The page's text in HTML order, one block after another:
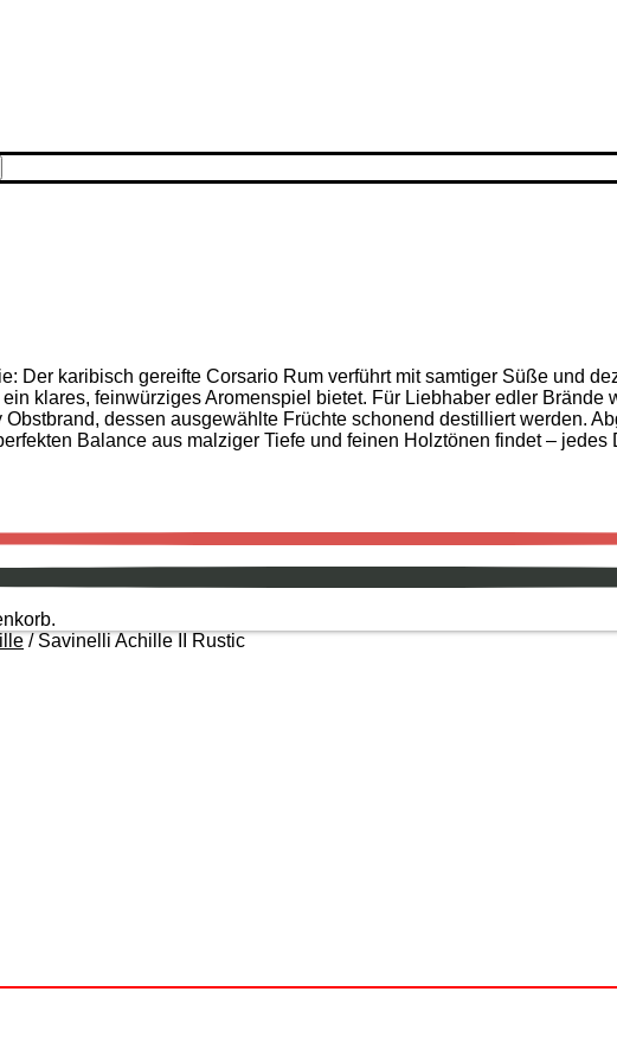
Der karibisch gereifte Corsario Rum verführt mit samtiger Süße und
klares, feinwürziges Aromenspiel bietet. Für Liebhaber edler
dessen ausgewählte Früchte schonend destilliert werden.
Balance aus malziger Tiefe und feinen Holz­tönen findet –
/ Savinelli Achille II Rustic